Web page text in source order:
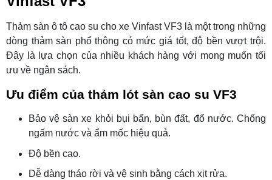
Thảm sàn ô tô cao su cho xe Vinfast VF3 là một trong những
dòng thảm sàn phổ thông có mức giá tốt, độ bền vượt trội.
Đây là lựa chọn của nhiều khách hàng với mong muốn tối
ưu về ngân sách.
Ưu điểm của thảm lót sàn cao su VF3
Bảo vệ sàn xe khỏi bụi bẩn, bùn đất, đổ nước. Chống
ngấm nước và ẩm mốc hiệu quả.
Độ bền cao.
Dễ dàng tháo rời và vệ sinh bằng cách xịt rửa.